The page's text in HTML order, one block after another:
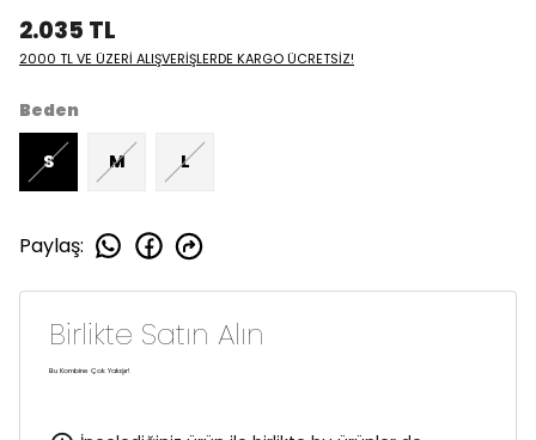
2.035 TL
2000 TL VE ÜZERİ ALIŞVERİŞLERDE KARGO ÜCRETSİZ!
Beden
S M L
Paylaş:
Birlikte Satın Alın
Bu Kombine Çok Yakışır!